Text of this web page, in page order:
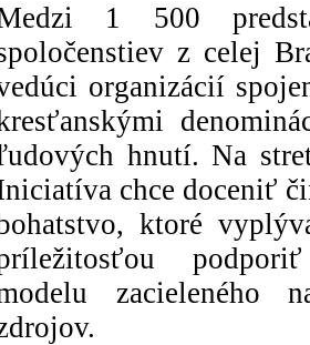
1 500
z celej
organizácií
hnutí. Na
chce doceniť
ktoré
zacieleného